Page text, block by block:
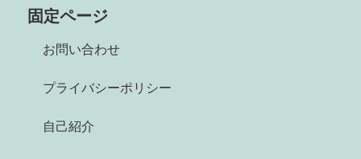
固定ページ
お問い合わせ
プライバシーポリシー
自己紹介